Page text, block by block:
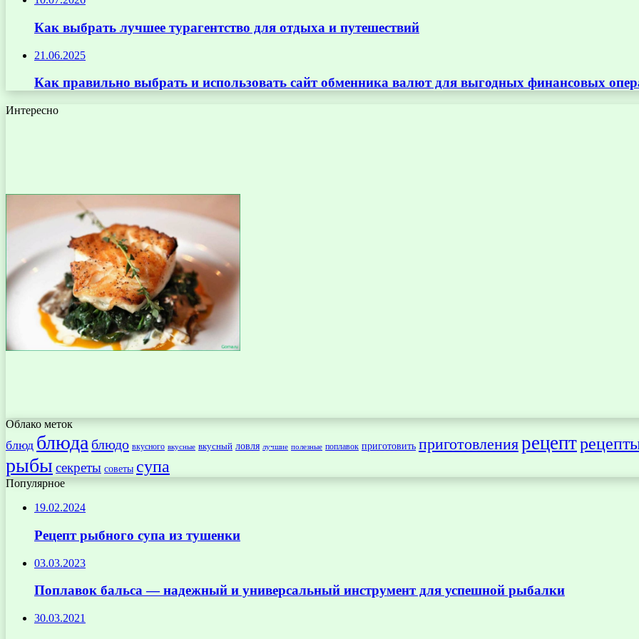
Как выбрать лучшее турагентство для отдыха и путешествий
21.06.2025
Как правильно выбрать и использовать сайт обменника валют для выгодных финансовых
Интересно
Облако меток
блюд блюда блюдо вкусного вкусные вкусный ловля лучшие полезные поплавок приготовить приготовлениярецепт
рыбысекреты советы супа
Популярное
19.02.2024
Рецепт рыбного супа из тушенки
03.03.2023
Поплавок бальса — надежный и универсальный инструмент для успешной рыбалки
30.03.2021